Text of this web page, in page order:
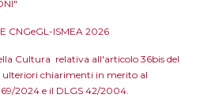
CNGeGL-ISMEA 2026
Cultura relativa all'articolo 36bis del
ulteriori chiarimenti in merito al
2024 e il DLGS 42/2004.